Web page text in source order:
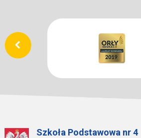
Szkoła Podstawowa nr 4